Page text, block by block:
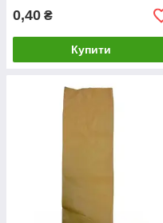
0,40 ₴
Купити